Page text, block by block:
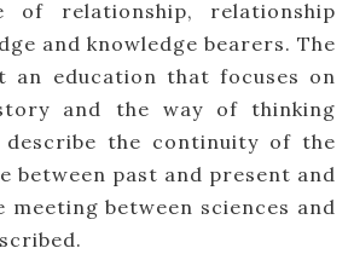
of relationship, relationship
and knowledge bearers. The
an education that focuses on
and the way of thinking
the continuity of the
between past and present and
between sciences and